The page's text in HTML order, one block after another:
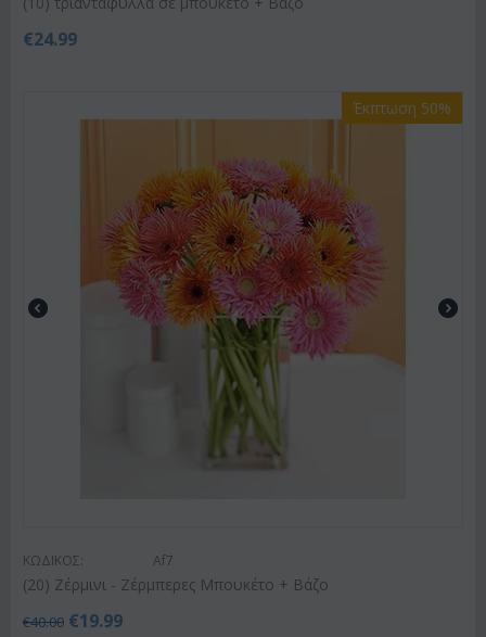
€24.99
Έκπτωση 50%
ΚΩΔΙΚΟΣ: Af7
(20) Ζέρμινι - Ζέρμπερες Μπουκέτο + Βάζο
€40.00 €19.99